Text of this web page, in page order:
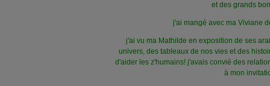
et des grands
j'ai mangé avec ma Viviane
j'ai vu ma Mathilde en exposition de ses
univers, des tableaux de nos vies et des
d'aider les z'humains! j'avais convié des
à mon